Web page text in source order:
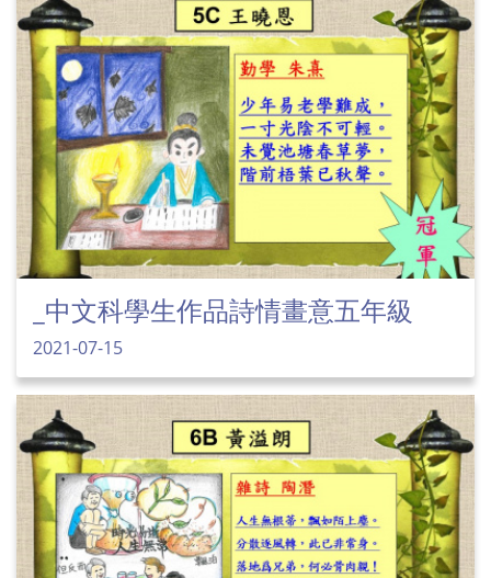
_中文科學生作品詩情畫意五年級
2021-07-15